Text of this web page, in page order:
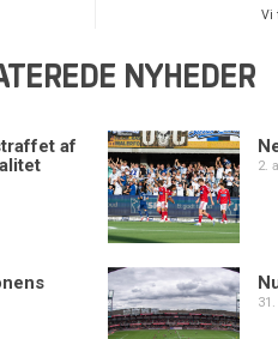
Vi
NYHEDER
af
2.